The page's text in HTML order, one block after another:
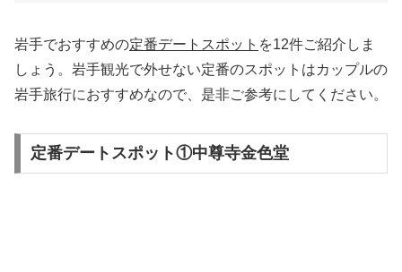
岩手でおすすめの定番デートスポット を12件ご紹介しま
しょう。岩手観光で外せない定番のスポットはカップルの
岩手旅行におすすめなので、是非ご参考にしてください。
定番デートスポット①中尊寺金色堂